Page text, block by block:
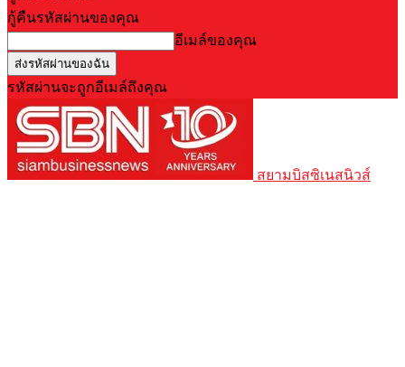
กู้คืนรหัสผ่านของคุณ
อีเมล์ของคุณ
รหัสผ่านจะถูกอีเมล์ถึงคุณ
สยามบิสซิเนสนิวส์